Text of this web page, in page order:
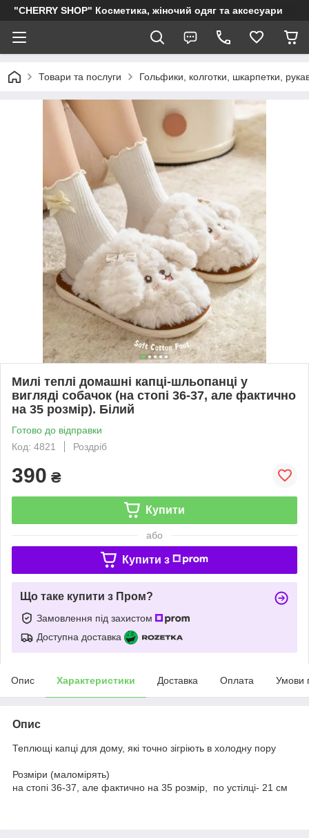
"CHERRY SHOP" Косметика, жіночий одяг та аксесуари
Товари та послуги Гольфики, колготки, шкарпетки,
Милі теплі домашні капці-шльопанці у
вигляді собачок (на стопі 36-37, але фактично
на 35 розмір). Білий
Готово до відправки
Код: 4821
Роздріб
390 ₴
Купити
або
Купити з
Що таке купити з Пром?
Замовлення під захистом
Доступна доставка
Опис Характеристики Доставка Оплата Умови
Опис
Теплющі капці для дому, які точно зігріють в холодну пору
Розміри (маломірять)
на стопі 36-37, але фактично на 35 розмір, по устілці- 21 см